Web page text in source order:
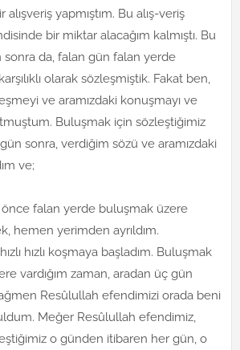
yapmıştım. Bu alış-veriş
bir miktar alacağım kalmıştı. Bu
sonra da, falan gün falan yerde
olarak sözleşmiştik. Fakat ben,
ve aramızdaki konuşmayı ve
Buluşmak için sözleştiğimiz
sonra, verdiğim sözü ve aramızdaki
ve;
falan yerde buluşmak üzere
hemen yerimden ayrıldım.
hızlı koşmaya başladım. Buluşmak
vardığım zaman, aradan üç gün
Resûlullah efendimizi orada beni
Meğer Resûlullah efendimiz,
o günden itibaren her gün, o